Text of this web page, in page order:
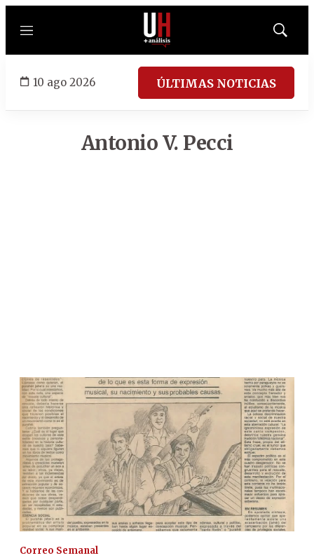
Menú
Mostrar
10 ago 2026 ÚLTIMAS NOTICIAS
Antonio V. Pecci
Correo Semanal